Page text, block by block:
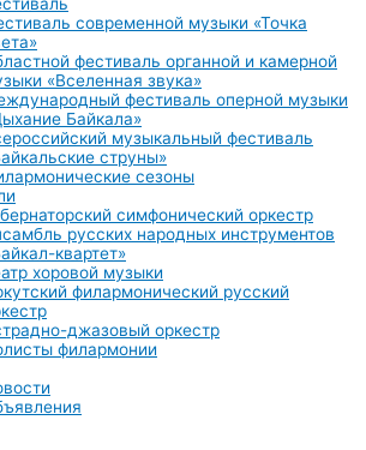
современной музыки «Точка
фестиваль органной и камерной
«Вселенная звука»
фестиваль оперной музыки
Байкала»
музыкальный фестиваль
струны»
сезоны
симфонический оркестр
русских народных инструментов
квартет»
хоровой музыки
филармонический русский
джазовый оркестр
филармонии